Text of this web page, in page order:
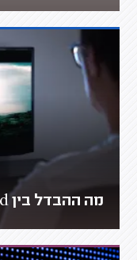
מה ההבדל בין led ל oled?